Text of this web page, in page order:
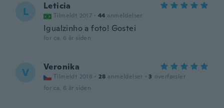
L Leticia
Tilmeldt 2017 · 44 anmeldelser
Igualzinho a foto! Gostei
for ca. 6 år siden
V Veronika
Tilmeldt 2018 · 28 anmeldelser · 3 overførsler
for ca. 6 år siden